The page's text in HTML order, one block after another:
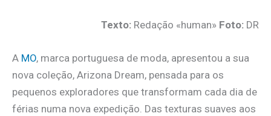
Texto: Redação «human» Foto: DR
A MO, marca portuguesa de moda, apresentou a sua
nova coleção, Arizona Dream, pensada para os
pequenos exploradores que transformam cada dia de
férias numa nova expedição. Das texturas suaves aos